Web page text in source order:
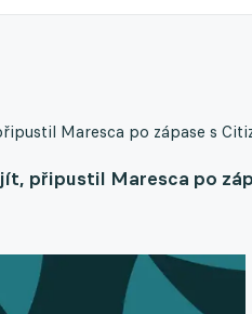
Maresca po zápase s
připustil Maresca po